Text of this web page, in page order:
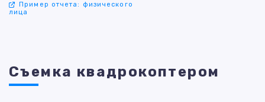
Пример отчета: физического
лица
Съемка квадрокоптером